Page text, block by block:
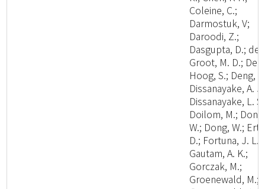
Coleine, C.;
Darmostuk, V;
Daroodi, Z.;
Dasgupta, D.; de
Groot, M. D.; De
Hoog, S.; Deng,
Dissanayake, A.
Dissanayake, L.
Doilom, M.;
W.; Dong, W.;
D.; Fortuna, J. L.;
Gautam, A. K.;
Gorczak, M.;
Groenewald, M.;